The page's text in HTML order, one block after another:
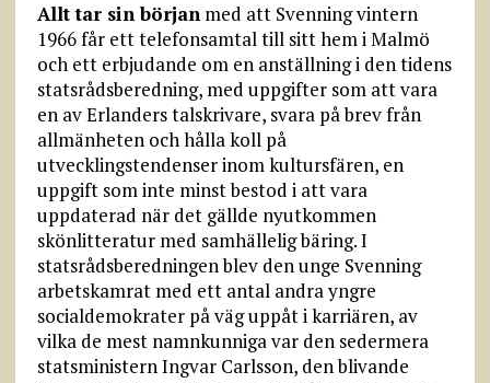
Allt tar sin börjanmed att Svenning vintern
1966 får ett telefonsamtal till sitt hem i Malmö
och ett erbjudande om en anställning i den tidens
statsrådsberedning, med uppgifter som att vara
en av Erlanders talskrivare, svara på brev från
allmänheten och hålla koll på
utvecklingstendenser inom kultursfären, en
uppgift som inte minst bestod i att vara
uppdaterad när det gällde nyutkommen
skönlitteratur med samhällelig bäring. I
statsrådsberedningen blev den unge Svenning
arbetskamrat med ett antal andra yngre
socialdemokrater på väg uppåt i karriären, av
vilka de mest namnkunniga var den sedermera
statsministern Ingvar Carlsson, den blivande